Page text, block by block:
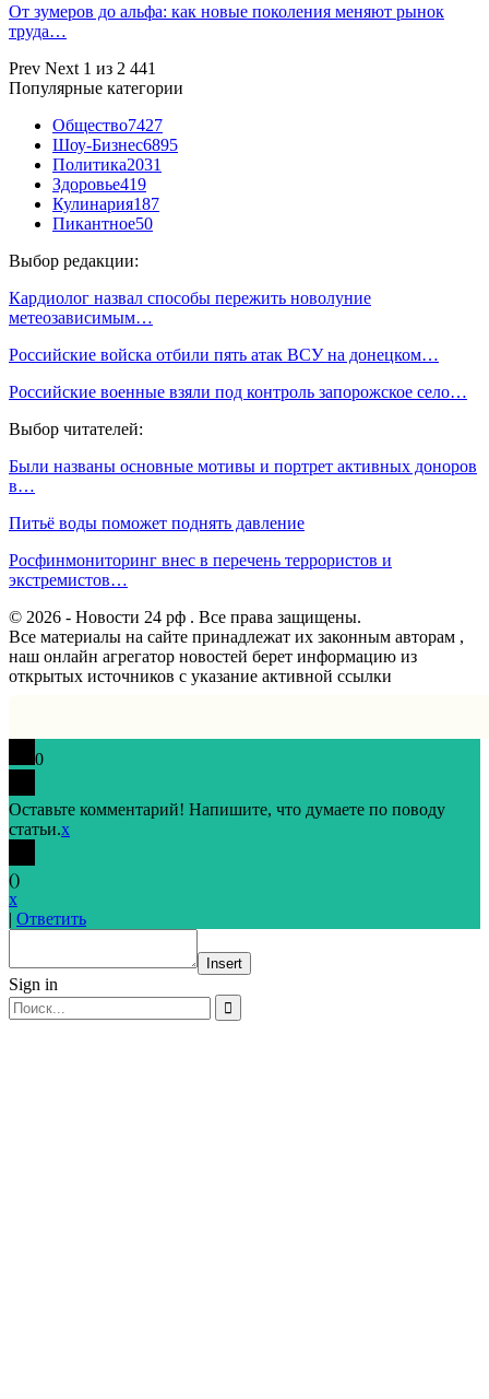
От зумеров до альфа: как новые поколения меняют рынок
труда…
Prev Next 1 из 2 441
Популярные категории
Общество7427
Шоу-Бизнес6895
Политика2031
Здоровье419
Кулинария187
Пикантное50
Выбор редакции:
Кардиолог назвал способы пережить новолуние
метеозависимым…
Российские войска отбили пять атак ВСУ на донецком…
Российские военные взяли под контроль запорожское село…
Выбор читателей:
Были названы основные мотивы и портрет активных доноров
в…
Питьё воды поможет поднять давление
Росфинмониторинг внес в перечень террористов и
экстремистов…
© 2026 - Новости 24 рф . Все права защищены.
Все материалы на сайте принадлежат их законным авторам ,
наш онлайн агрегатор новостей берет информацию из
открытых источников с указание активной ссылки
0
Оставьте комментарий! Напишите, что думаете по поводу
статьи.x
()
x
| Ответить
Insert
Sign in